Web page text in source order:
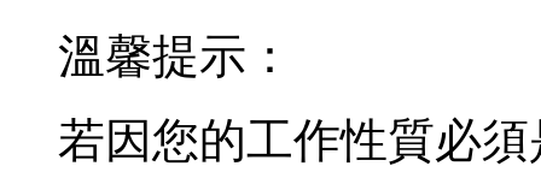
溫馨提示：
若因您的工作性質必